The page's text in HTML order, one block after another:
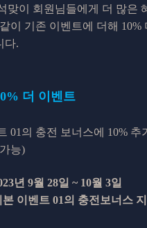
맞이 회원님들에게 더 많은
이 기존 이벤트에 더해 10%
다.
더 이벤트
01의 충전 보너스에 10% 추
능)
년 9월 28일 ~ 10월 3일
이벤트 01의 충전보너스